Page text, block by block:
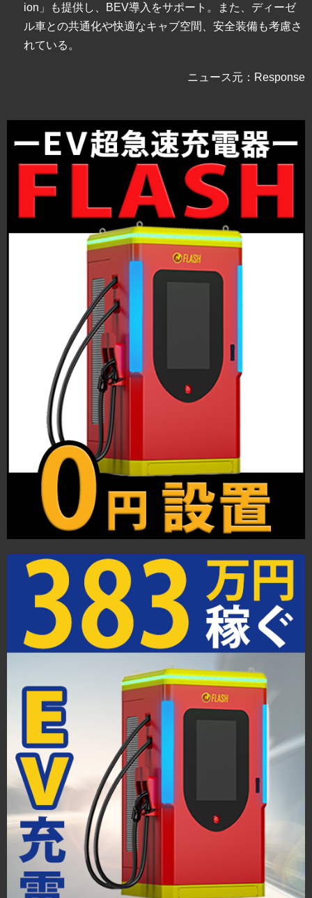
ion」も提供し、BEV導入をサポート。また、ディーゼ
ル車との共通化や快適なキャブ空間、安全装備も考慮さ
れている。
ニュース元：Response